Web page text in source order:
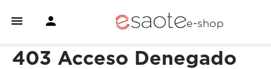
  e-shop
403 Acceso Denegado